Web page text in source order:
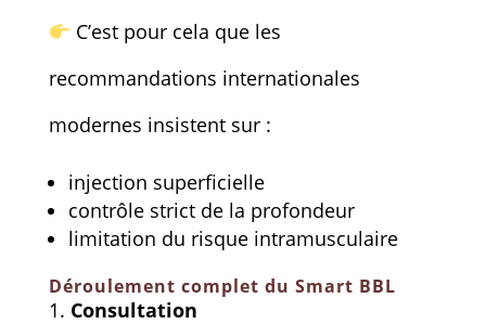
C’est pour cela que les
recommandations internationales
modernes insistent sur :
injection superficielle
contrôle strict de la profondeur
limitation du risque intramusculaire
Déroulement complet du Smart BBL
Consultation